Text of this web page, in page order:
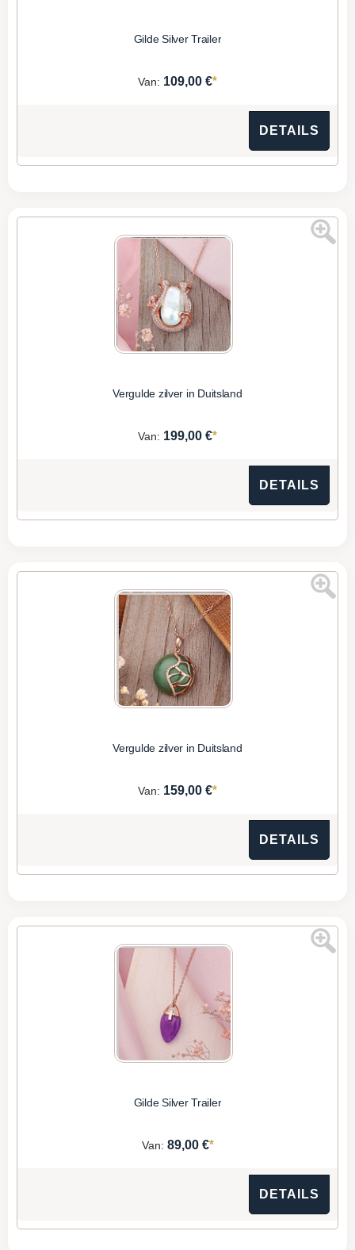
Gilde Silver Trailer
Van: 109,00 €*
DETAILS
Vergulde zilver in Duitsland
Van: 199,00 €*
DETAILS
Vergulde zilver in Duitsland
Van: 159,00 €*
DETAILS
Gilde Silver Trailer
Van: 89,00 €*
DETAILS